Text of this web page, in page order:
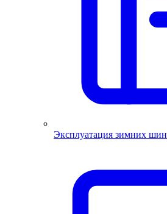
Эксплуатация зимних шин